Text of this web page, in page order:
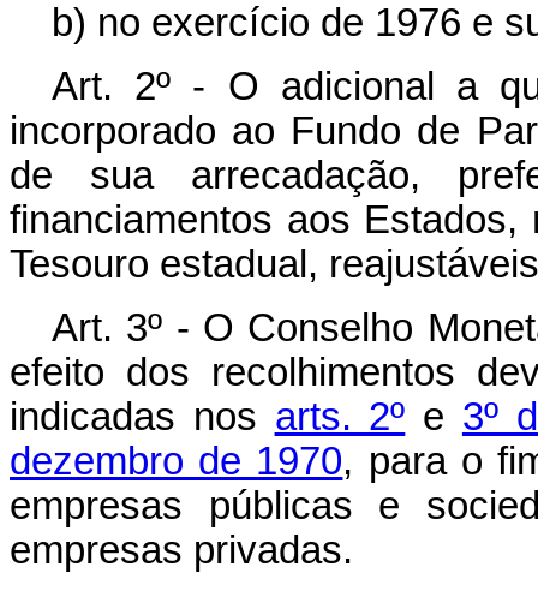
b) no exercício de 1976 e
Art. 2º - O adicional a
incorporado ao Fundo de
de sua arrecadação,
financiamentos aos
Tesouro estadual,
Art. 3º - O Conselho
efeito dos recolhimentos
indicadas nos arts. 2º e 3º
dezembro de 1970, para o
empresas públicas e
empresas privadas.